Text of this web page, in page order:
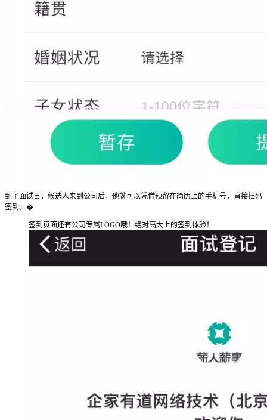
到了面试日，候选人来到公司后，他就可以凭借预留在简历上的手机号，直接扫码
签到。�
签到页面还有公司专属LOGO哦！绝对高大上的签到体验！